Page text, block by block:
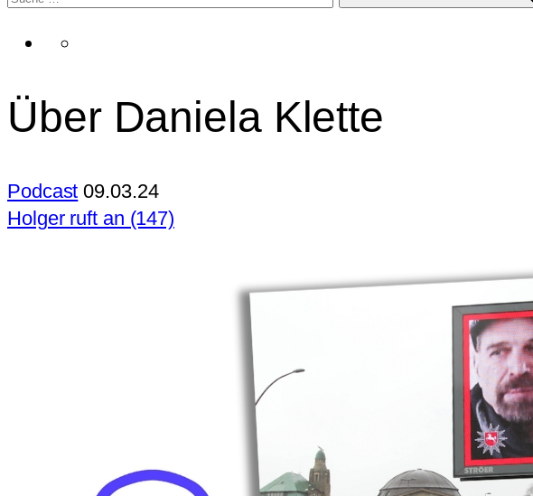
Über Daniela Klette
Podcast 09.03.24
Holger ruft an (147)